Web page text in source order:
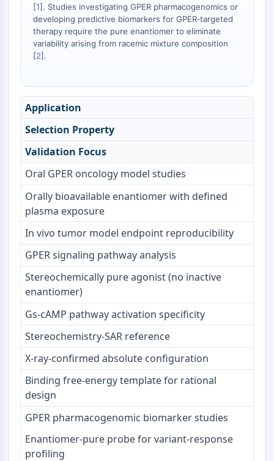
ソマトスタチン受容体
シグマ受容体
Trk受容体
セロトニントランスポーター
アミロイドβ
モノアミン酸化酵素
カンナビノイド受容体
TRPチャネル
GABA受容体
オピオイド受容体
mAChR
iGluR
コリンエステラーゼ（ChE）
ドーパミン受容体
カルシウムチャネル
アドレナリン受容体
5-HT受容体
抗感染
抗感染
寄生虫
真菌
抗生物質
ウイルス
細菌性
代謝酵素/プロテアーゼ
[1]. Studies investigating GPER pharmacogenomics or
developing predictive biomarkers for GPER‑targeted
therapy require the pure enantiomer to eliminate
variability arising from racemic mixture composition
[2].
Application
Selection Property
Validation Focus
Oral GPER oncology model studies
Orally bioavailable enantiomer with defined
plasma exposure
In vivo tumor model endpoint reproducibility
GPER signaling pathway analysis
Stereochemically pure agonist (no inactive
enantiomer)
Gs‑cAMP pathway activation specificity
Stereochemistry‑SAR reference
X‑ray‑confirmed absolute configuration
Binding free‑energy template for rational
design
GPER pharmacogenomic biomarker studies
Enantiomer‑pure probe for variant‑response
profiling